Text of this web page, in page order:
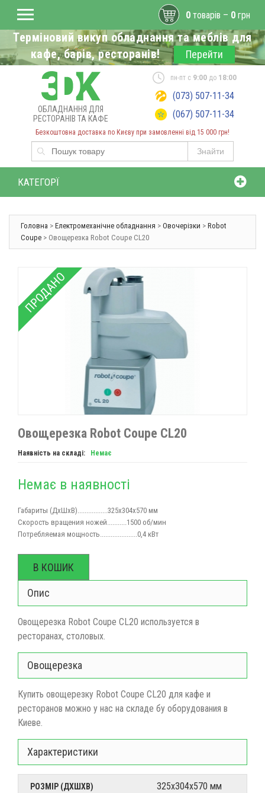
Терміновий викуп обладнання та меблів для
кафе, барів, ресторанів!
Перейти
ОБЛАДНАННЯ ДЛЯ
РЕСТОРАНІВ ТА КАФЕ
Безкоштовна доставка по Києву при замовленні від 15 000 грн!
Знайти
пн-пт с 9:00до 18:00
(073) 507-11-34
(067) 507-11-34
0 товарів – 0 грн
КАТЕГОРЇ
Головна > Електромеханічне обладнання > Овочерізки > Robot
Coupe > Овощерезка Robot Coupe CL20
ПРОДАНО
Овощерезка Robot Coupe CL20
Наявність на складі: Немає
Немає в наявності
Габариты (ДхШхВ).................325х304х570 мм
Скорость вращения ножей...........1500 об/мин
Потребляемая мощность.....................0,4 кВт
В КОШИК
Опис
Овощерезка Robot Coupe CL20 используется в
ресторанах, столовых.
Овощерезка
Купить овощерезку Robot Coupe CL20 для кафе и
ресторанов можно у нас на складе бу оборудования в
Киеве.
Характеристики
РОЗМІР (ДХШХВ) 325х304х570 мм